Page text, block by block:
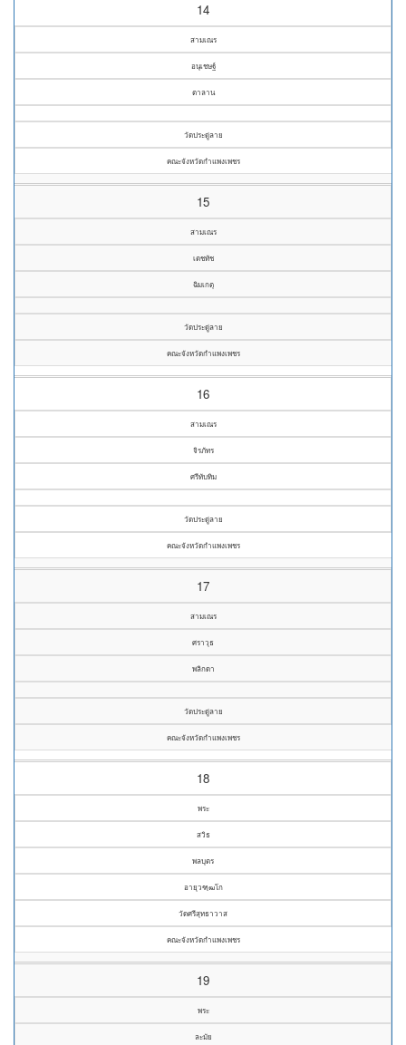
14
สามเณร
อนุเชษฐ์
ตาลาน
วัดประดู่ลาย
คณะจังหวัดกำแพงเพชร
15
สามเณร
เตชทัช
ฉิมเกตุ
วัดประดู่ลาย
คณะจังหวัดกำแพงเพชร
16
สามเณร
จิรภัทร
ศรีทับทิม
วัดประดู่ลาย
คณะจังหวัดกำแพงเพชร
17
สามเณร
ศราวุธ
พลิกดา
วัดประดู่ลาย
คณะจังหวัดกำแพงเพชร
18
พระ
สวิธ
พลบุตร
อายุวฑฺฒโก
วัดศรีสุทธาวาส
คณะจังหวัดกำแพงเพชร
19
พระ
ละมัย